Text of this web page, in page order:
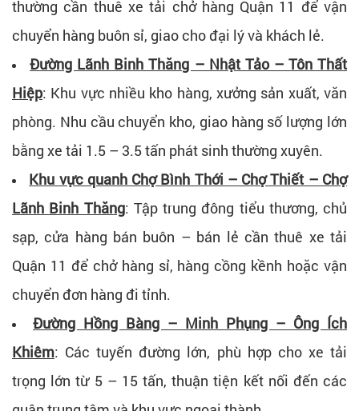
thường cần thuê xe tải chở hàng Quận 11 để vận
chuyển hàng buôn sỉ, giao cho đại lý và khách lẻ.
Đường Lãnh Binh Thăng – Nhật Tảo – Tôn Thất
Hiệp: Khu vực nhiều kho hàng, xưởng sản xuất, văn
phòng. Nhu cầu chuyển kho, giao hàng số lượng lớn
bằng xe tải 1.5 – 3.5 tấn phát sinh thường xuyên.
Khu vực quanh Chợ Bình Thới – Chợ Thiết – Chợ
Lãnh Binh Thăng: Tập trung đông tiểu thương, chủ
sạp, cửa hàng bán buôn – bán lẻ cần thuê xe tải
Quận 11 để chở hàng sỉ, hàng cồng kềnh hoặc vận
chuyển đơn hàng đi tỉnh.
Đường Hồng Bàng – Minh Phụng – Ông Ích
Khiêm: Các tuyến đường lớn, phù hợp cho xe tải
trọng lớn từ 5 – 15 tấn, thuận tiện kết nối đến các